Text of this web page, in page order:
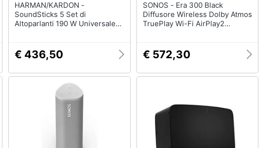
HARMAN/KARDON -
SoundSticks 5 Set di
Altoparlanti 190 W Universale
€ 436,50
SONOS - Era 300 Black
Diffusore Wireless Dolby Atmos
TruePlay Wi-Fi AirPlay2
€ 572,30